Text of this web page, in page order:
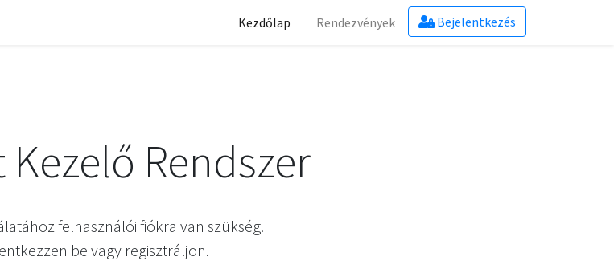
Kezdőlap Rendezvények Bejelentkezés
Rendszer
felhasználói fiókra van szükség.
be vagy regisztráljon.